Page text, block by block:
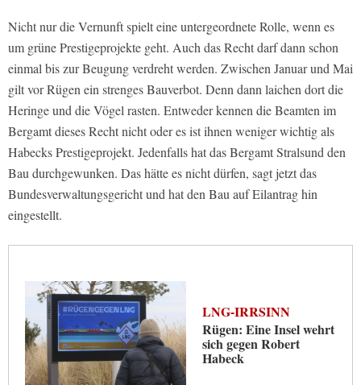
Nicht nur die Vernunft spielt eine untergeordnete Rolle, wenn es
um grüne Prestigeprojekte geht. Auch das Recht darf dann schon
einmal bis zur Beugung verdreht werden. Zwischen Januar und Mai
gilt vor Rügen ein strenges Bauverbot. Denn dann laichen dort die
Heringe und die Vögel rasten. Entweder kennen die Beamten im
Bergamt dieses Recht nicht oder es ist ihnen weniger wichtig als
Habecks Prestigeprojekt. Jedenfalls hat das Bergamt Stralsund den
Bau durchgewunken. Das hätte es nicht dürfen, sagt jetzt das
Bundesverwaltungsgericht und hat den Bau auf Eilantrag hin
eingestellt.
LNG-IRRSINN
Rügen: Eine Insel wehrt
sich gegen Robert
Habeck